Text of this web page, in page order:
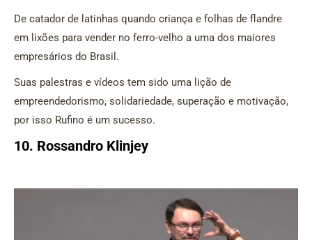
De catador de latinhas quando criança e folhas de flandre
em lixões para vender no ferro-velho a uma dos maiores
empresários do Brasil.
Suas palestras e vídeos tem sido uma lição de
empreendedorismo, solidariedade, superação e motivação,
por isso Rufino é um sucesso.
10. Rossandro Klinjey